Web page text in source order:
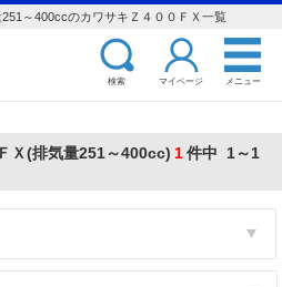
～400ccのカワサキＺ４００ＦＸ一覧
検索 マイページ メニュー
Ｘ(排気量251～400cc) 1件中 1～1